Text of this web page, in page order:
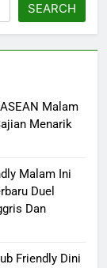
SEARCH
Malam
Menarik
Malam Ini
Duel
Dan
Friendly Dini